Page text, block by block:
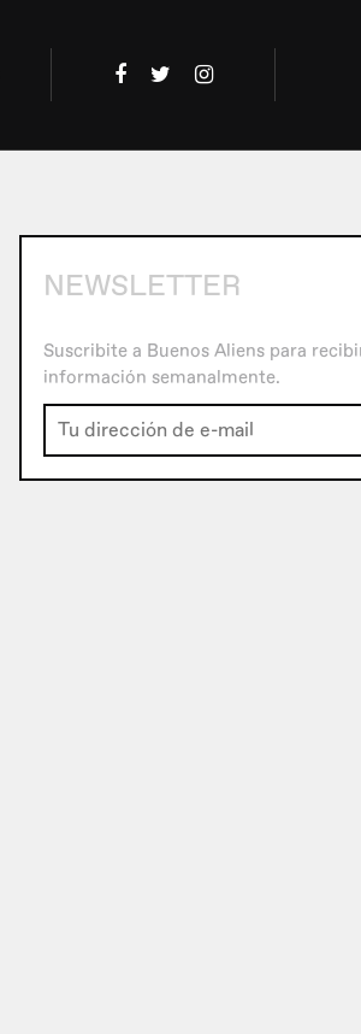
NEWSLETTER
Suscribite a Buenos Aliens para
información semanalmente.